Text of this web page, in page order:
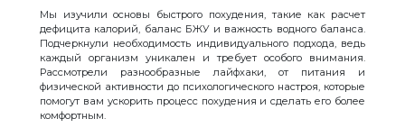
Мы изучили основы быстрого похудения, такие как расчет
дефицита калорий, баланс БЖУ и важность водного баланса.
Подчеркнули необходимость индивидуального подхода, ведь
каждый организм уникален и требует особого внимания.
Рассмотрели разнообразные лайфхаки, от питания и
физической активности до психологического настроя, которые
помогут вам ускорить процесс похудения и сделать его более
комфортным.